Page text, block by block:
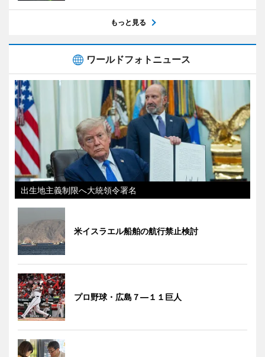
もっと見る
ワールドフォトニュース
出生地主義制限へ大統領令署名
米イスラエル船舶の航行禁止検討
プロ野球・広島７―１１巨人